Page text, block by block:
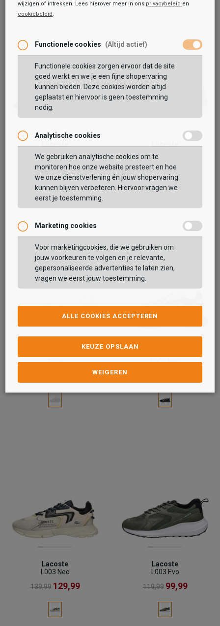
Toegevoegd aan je winkeltas!
BEKIJK WINKELTAS
VERDER WINKELEN
Vaak samen gekocht met
Lacoste
Carnaby BL
109,9994,99
Lacoste
124,99109,99
T Clip
L003 Neo
Lacoste
L003 Neo
139,99 129,99
Lacoste
L003 Evo
119,99 99,99
wijzigen of intrekken. Lees hierover meer in ons privacybeleid en
cookiebeleid .
Functionele cookies (Altijd actief)
Functionele cookies zorgen ervoor dat de site
goed werkt en we je een fijne shopervaring
kunnen bieden. Deze cookies worden altijd
geplaatst en hiervoor is geen toestemming
nodig.
Analytische cookies
We gebruiken analytische cookies om te
monitoren hoe onze website presteert en hoe
we onze dienstverlening én jouw shopervaring
kunnen blijven verbeteren. Hiervoor vragen we
eerst je toestemming.
Marketing cookies
Voor marketingcookies, die we gebruiken om
jouw voorkeuren te volgen en je relevante,
gepersonaliseerde advertenties te laten zien,
vragen we eerst jouw toestemming.
ALLE COOKIES ACCEPTEREN
KEUZE OPSLAAN
WEIGEREN